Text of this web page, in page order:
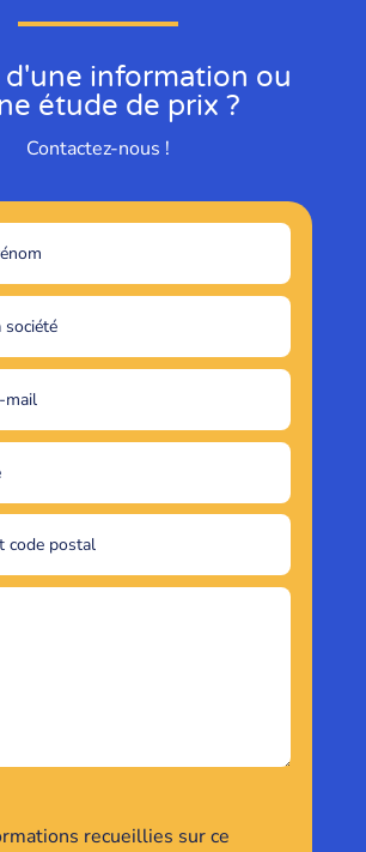
d'une information ou
étude de prix ?
Contactez-nous !
recueillies sur ce